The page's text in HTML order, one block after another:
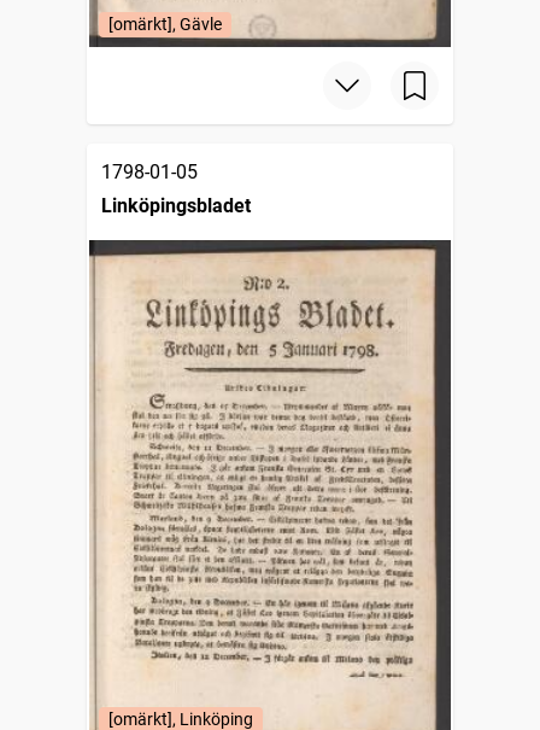
[omärkt], Gävle
1798-01-05
Linköpingsbladet
[omärkt], Linköping